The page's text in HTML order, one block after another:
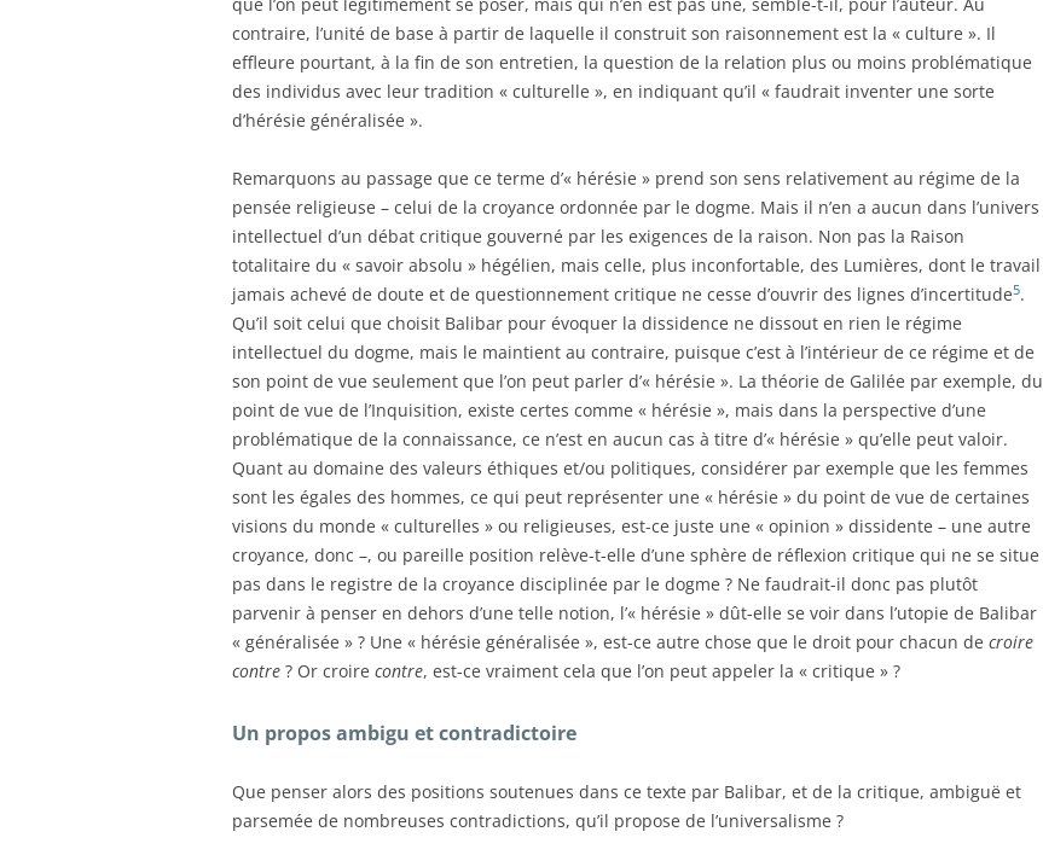
contraire, l’unité de base à partir de laquelle il construit son raisonnement est la « culture ». Il
effleure pourtant, à la fin de son entretien, la question de la relation plus ou moins problématique
des individus avec leur tradition « culturelle », en indiquant qu’il « faudrait inventer une sorte
d’hérésie généralisée ».
Remarquons au passage que ce terme d’« hérésie » prend son sens relativement au régime de la
pensée religieuse – celui de la croyance ordonnée par le dogme. Mais il n’en a aucun dans l’univers
intellectuel d’un débat critique gouverné par les exigences de la raison. Non pas la Raison
totalitaire du « savoir absolu » hégélien, mais celle, plus inconfortable, des Lumières, dont le travail
jamais achevé de doute et de questionnement critique ne cesse d’ouvrir des lignes d’incertitude5.
Qu’il soit celui que choisit Balibar pour évoquer la dissidence ne dissout en rien le régime
intellectuel du dogme, mais le maintient au contraire, puisque c’est à l’intérieur de ce régime et de
son point de vue seulement que l’on peut parler d’« hérésie ». La théorie de Galilée par exemple, du
point de vue de l’Inquisition, existe certes comme « hérésie », mais dans la perspective d’une
problématique de la connaissance, ce n’est en aucun cas à titre d’« hérésie » qu’elle peut valoir.
Quant au domaine des valeurs éthiques et/ou politiques, considérer par exemple que les femmes
sont les égales des hommes, ce qui peut représenter une « hérésie » du point de vue de certaines
visions du monde « culturelles » ou religieuses, est-ce juste une « opinion » dissidente – une autre
croyance, donc –, ou pareille position relève-t-elle d’une sphère de réflexion critique qui ne se situe
pas dans le registre de la croyance disciplinée par le dogme ? Ne faudrait-il donc pas plutôt
parvenir à penser en dehors d’une telle notion, l’« hérésie » dût-elle se voir dans l’utopie de Balibar
« généralisée » ? Une « hérésie généralisée », est-ce autre chose que le droit pour chacun de croire
contre ? Or croire contre, est-ce vraiment cela que l’on peut appeler la « critique » ?
Un propos ambigu et contradictoire
Que penser alors des positions soutenues dans ce texte par Balibar, et de la critique, ambiguë et
parsemée de nombreuses contradictions, qu’il propose de l’universalisme ?